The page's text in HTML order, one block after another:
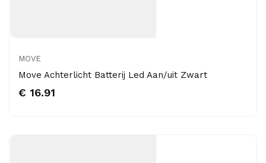
MOVE
Move Achterlicht Batterij Led Aan/uit Zwart
€ 16.91